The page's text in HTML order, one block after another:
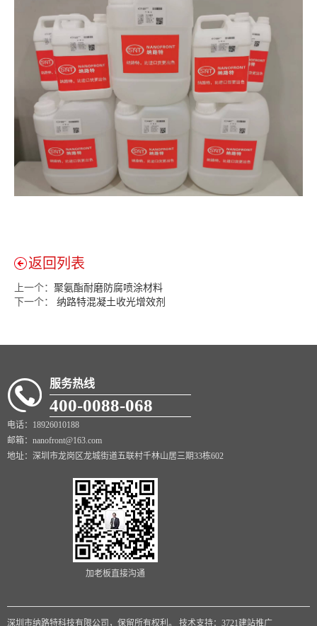
返回列表
上一个： 聚氨酯耐磨防腐喷涂材料
下一个：
纳路特混凝土收光增效剂
服务热线
400-0088-068
电话：18926010188
邮箱：nanofront@163.com
地址：深圳市龙岗区龙城街道五联村千林山居三期33栋602
加老板直接沟通
深圳市纳路特科技有限公司，保留所有权利。 技术支持：3721建站推广